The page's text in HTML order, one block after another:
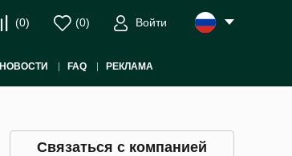
(0) (0) Войти
НОВОСТИ FAQ РЕКЛАМА
Связаться с компанией